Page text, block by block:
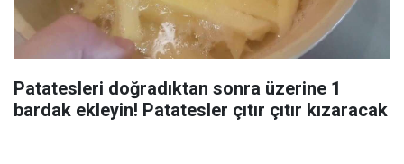
Patatesleri doğradıktan sonra üzerine 1
bardak ekleyin! Patatesler çıtır çıtır kızaracak